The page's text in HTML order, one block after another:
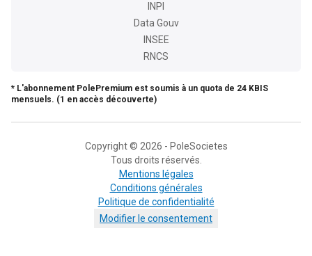
INPI
Data Gouv
INSEE
RNCS
* L'abonnement PolePremium est soumis à un quota de 24 KBIS
mensuels. (1 en accès découverte)
Copyright © 2026 - PoleSocietes
Tous droits réservés.
Mentions légales
Conditions générales
Politique de confidentialité
Modifier le consentement